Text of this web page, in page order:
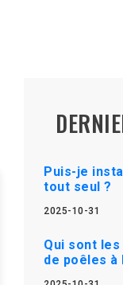
Puis-je
tout seul ?
2025-10-31
Qui sont
de poêles à